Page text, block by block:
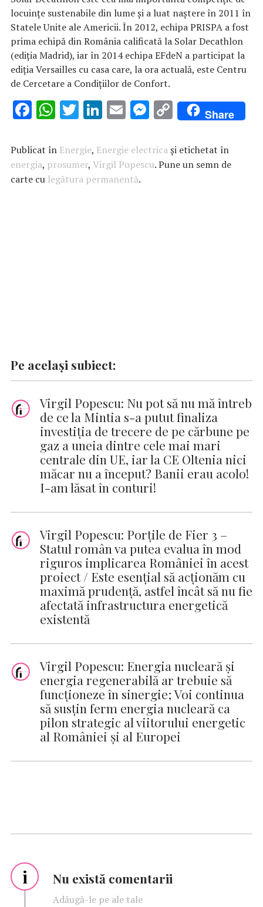
locuinţe sustenabile din lume şi a luat naştere în 2011 în
Statele Unite ale Americii. În 2012, echipa PRISPA a fost
prima echipă din România calificată la Solar Decathlon
(ediţia Madrid), iar în 2014 echipa EFdeN a participat la
ediţia Versailles cu casa care, la ora actuală, este Centru
de Cercetare a Condiţiilor de Confort.
F
e
b
o
W
at
s
A
T
it
te
r
Li
k
e
dI
E
ai
l
M
se
n
C
o
p
y
Share
Publicat în Energie, Energie electricași etichetat în
energia, prosumer, Virgil Popescu. Pune un semn de
carte cu legătura permanentă.
Pe același subiect:
Virgil Popescu: Nu pot să nu mă întreb
de ce la Mintia s-a putut finaliza
investiţia de trecere de pe cărbune pe
gaz a uneia dintre cele mai mari
centrale din UE, iar la CE Oltenia nici
măcar nu a început? Banii erau acolo!
I-am lăsat în conturi!
Virgil Popescu: Porţile de Fier 3 –
Statul român va putea evalua în mod
riguros implicarea României în acest
proiect / Este esenţial să acţionăm cu
maximă prudenţă, astfel încât să nu fie
afectată infrastructura energetică
existentă
Virgil Popescu: Energia nucleară și
energia regenerabilă ar trebuie să
funcționeze în sinergie; Voi continua
să susțin ferm energia nucleară ca
pilon strategic al viitorului energetic
al României și al Europei
i Nu există comentarii
Adăugă-le pe ale tale